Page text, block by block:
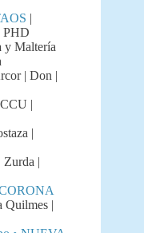
PHD
y Maltería
| Don |
|
|
Zurda |
|